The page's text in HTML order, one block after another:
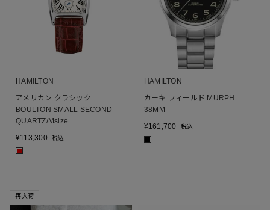
HAMILTON
アメリカン クラシック
BOULTON SMALL SECOND
QUARTZ/Msize
¥113,300 税込
HAMILTON
カーキ フィールド MURPH
38MM
¥161,700 税込
再入荷